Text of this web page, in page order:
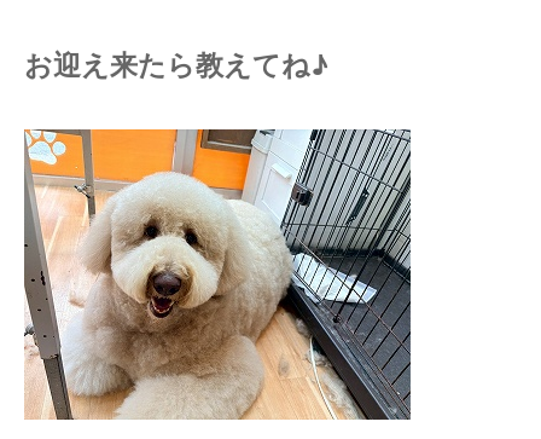
お迎え来たら教えてね♪